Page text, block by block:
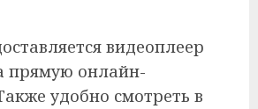
видеоплеер
прямую онлайн-
удобно смотреть в